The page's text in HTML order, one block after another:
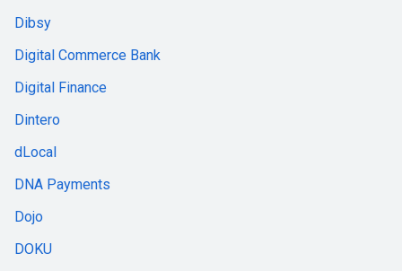
Dibsy
Digital Commerce Bank
Digital Finance
Dintero
dLocal
DNA Payments
Dojo
DOKU